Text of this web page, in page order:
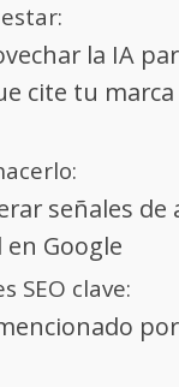
la IA
cite tu
señales
Google
SEO clave: